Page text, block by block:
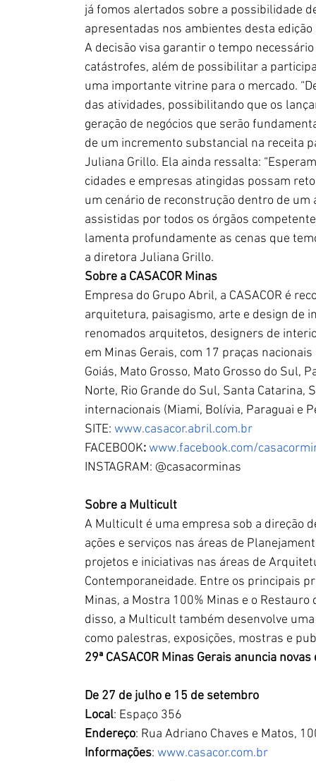
já fomos alertados sobre a possibilidade
apresentadas nos ambientes desta
A decisão visa garantir o tempo
catástrofes, além de possibilitar a
uma importante vitrine para o mercado.
das atividades, possibilitando que os
geração de negócios que serão
de um incremento substancial na receita
Juliana Grillo. Ela ainda ressalta:
cidades e empresas atingidas possam
um cenário de reconstrução dentro de
assistidas por todos os órgãos
lamenta profundamente as cenas que
a diretora Juliana Grillo.
Sobre a CASACOR Minas
Empresa do Grupo Abril, a CASACOR é
arquitetura, paisagismo, arte e design de
renomados arquitetos, designers de
em Minas Gerais, com 17 praças
Goiás, Mato Grosso, Mato Grosso do Sul,
Norte, Rio Grande do Sul, Santa Catarina,
internacionais (Miami, Bolívia, Paraguai e
SITE: www.casacor.abril.com.br
FACEBOOK: www.facebook.com/
INSTAGRAM: @casacorminas
Sobre a Multicult
A Multicult é uma empresa sob a direção
ações e serviços nas áreas de
projetos e iniciativas nas áreas de
Contemporaneidade. Entre os principais
Minas, a Mostra 100% Minas e o
disso, a Multicult também desenvolve
como palestras, exposições, mostras e
29ª CASACOR Minas Gerais anuncia
De 27 de julho e 15 de setembro
Local: Espaço 356
Endereço: Rua Adriano Chaves e Matos,
Informações: www.casacor.com.br